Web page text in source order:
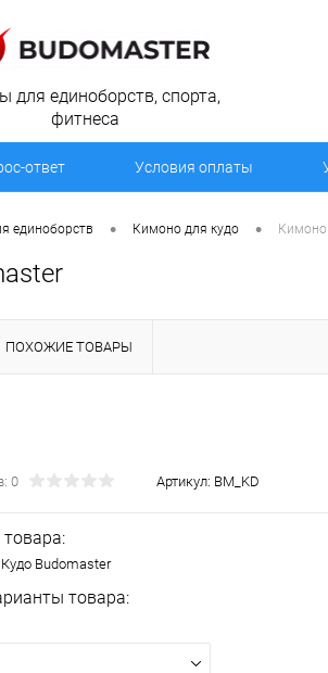
для единоборств, спорта,
фитнеса
ответ Условия оплаты
единоборств • Кимоно для кудо • Кимоно
ПОХОЖИЕ ТОВАРЫ
0 Артикул: BM_KD
Budomaster
товара: